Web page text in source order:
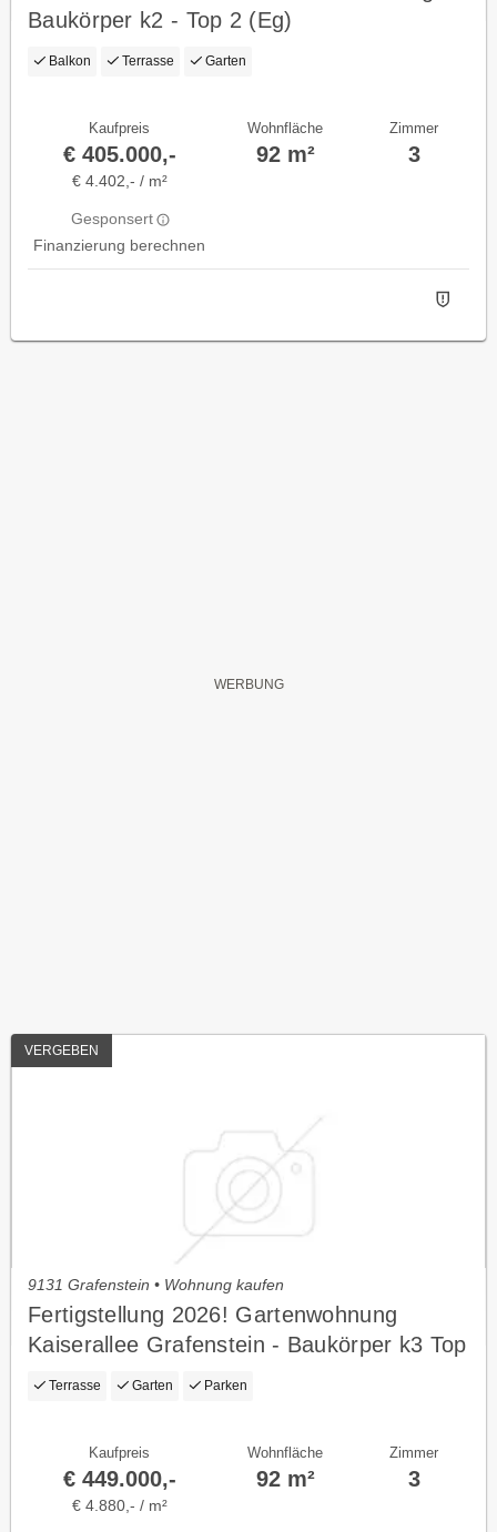
Baukörper k2 - Top 2 (Eg)
Balkon Terrasse Garten
Kaufpreis
€ 405.000,-
€ 4.402,- / m²
Gesponsert
Finanzierung berechnen
Wohnfläche
92 m²
Zimmer
3
VERGEBEN
9131 Grafenstein • Wohnung kaufen
Fertigstellung 2026! Gartenwohnung
Kaiserallee Grafenstein - Baukörper k3 Top
2 (Eg)
Terrasse Garten Parken
Kaufpreis
€ 449.000,-
€ 4.880,- / m²
Wohnfläche
92 m²
Zimmer
3